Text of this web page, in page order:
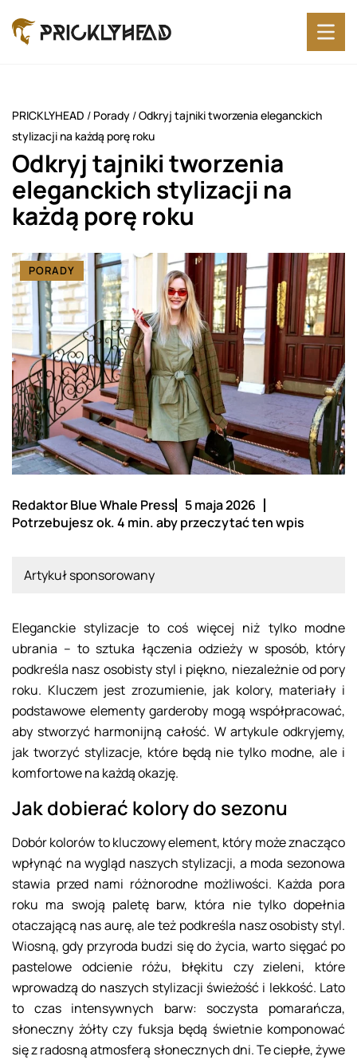
PRICKLYHEAD / Porady /Odkryj tajniki tworzenia eleganckich
stylizacji na każdą porę roku
Odkryj tajniki tworzenia
eleganckich stylizacji na
każdą porę roku
PORADY
Redaktor Blue Whale Press
5 maja 2026
Potrzebujesz ok. 4 min. aby przeczytać ten wpis
Artykuł sponsorowany
Eleganckie stylizacje to coś więcej niż tylko modne
ubrania – to sztuka łączenia odzieży w sposób, który
podkreśla nasz osobisty styl i piękno, niezależnie od pory
roku. Kluczem jest zrozumienie, jak kolory, materiały i
podstawowe elementy garderoby mogą współpracować,
aby stworzyć harmonijną całość. W artykule odkryjemy,
jak tworzyć stylizacje, które będą nie tylko modne, ale i
komfortowe na każdą okazję.
Jak dobierać kolory do sezonu
Dobór kolorów to kluczowy element, który może znacząco
wpłynąć na wygląd naszych stylizacji, a moda sezonowa
stawia przed nami różnorodne możliwości. Każda pora
roku ma swoją paletę barw, która nie tylko dopełnia
otaczającą nas aurę, ale też podkreśla nasz osobisty styl.
Wiosną, gdy przyroda budzi się do życia, warto sięgać po
pastelowe odcienie różu, błękitu czy zieleni, które
wprowadzą do naszych stylizacji świeżość i lekkość. Lato
to czas intensywnych barw: soczysta pomarańcza,
słoneczny żółty czy fuksja będą świetnie komponować
się z radosną atmosferą słonecznych dni. Te ciepłe, żywe